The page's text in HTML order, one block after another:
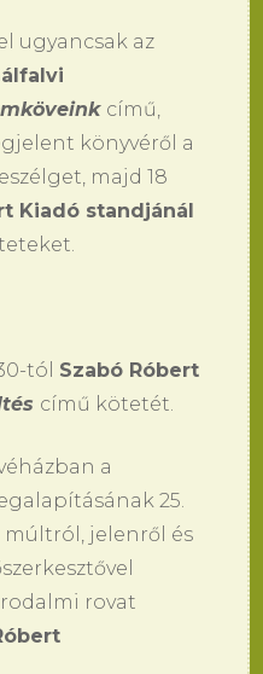
ugyancsak az
című,
könyvéről a
majd 18
Kiadó standjánál
tól Szabó Róbert
című kötetét.
a
25.
jelenről és
rovat